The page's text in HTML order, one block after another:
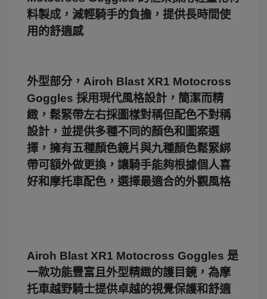
料製成，減輕騎手的負擔，提供長時間使
用的舒適感
外型部分，Airoh Blast XR1 Motocross
Goggles 採用現代風格設計，簡潔而精
緻，鬆緊帶左右採圖樣對稱但配色不對稱
設計，並提供多種不同的顏色和圖案選
擇，擁有五種顏色鏡片與九種顏色鬆緊綁
帶可額外做更換，讓騎手能夠根據個人喜
好和摩托車配色，選擇最適合的外觀風格
Airoh Blast XR1 Motocross Goggles 是
一款功能豐富且外型精緻的護目鏡，為摩
托車越野騎士提供卓越的視覺保護和舒適